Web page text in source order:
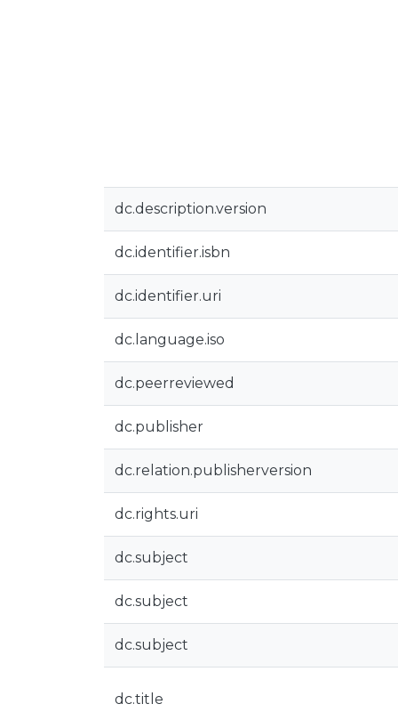
dc.description.version
dc.identifier.isbn
dc.identifier.uri
dc.language.iso
dc.peerreviewed
dc.publisher
dc.relation.publisherversion
dc.rights.uri
dc.subject
dc.subject
dc.subject
dc.title